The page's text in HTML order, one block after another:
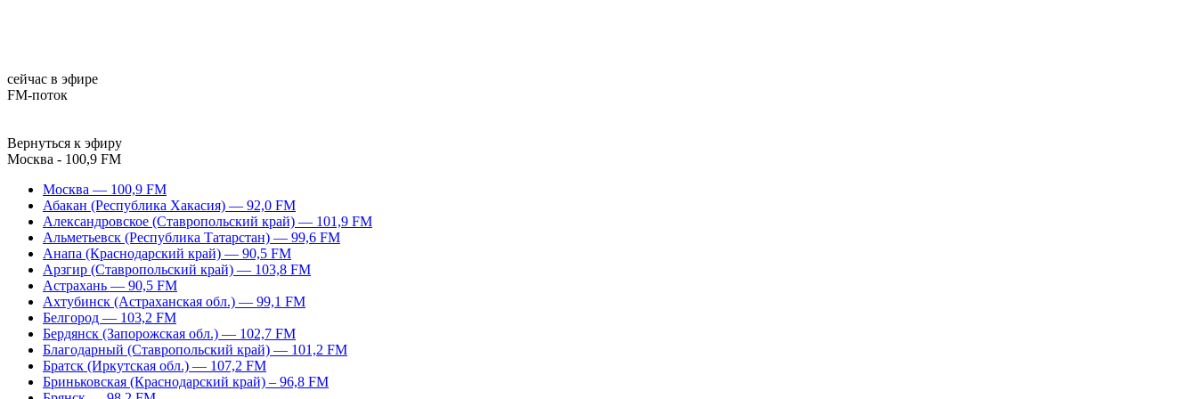
сейчас в эфире
FM-поток
Вернуться к эфиру
Москва - 100,9 FM
Москва — 100,9 FM
Абакан (Республика Хакасия) — 92,0 FM
Александровское (Ставропольский край) — 101,9 FM
Альметьевск (Республика Татарстан) — 99,6 FM
Анапа (Краснодарский край) — 90,5 FM
Арзгир (Ставропольский край) — 103,8 FM
Астрахань — 90,5 FM
Ахтубинск (Астраханская обл.) — 99,1 FM
Белгород — 103,2 FM
Бердянск (Запорожская обл.) — 102,7 FM
Благодарный (Ставропольский край) — 101,2 FM
Братск (Иркутская обл.) — 107,2 FM
Бриньковская (Краснодарский край) – 96,8 FM